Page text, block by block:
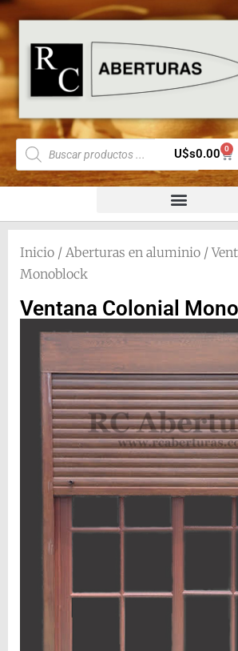
U$s0.00 0
Inicio / Aberturas en aluminio /
Monoblock
Ventana Colonial